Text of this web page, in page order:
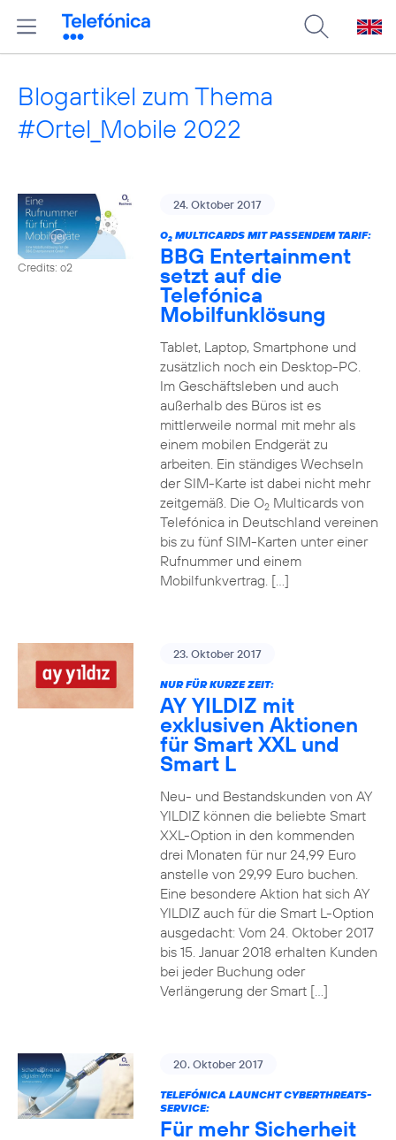
Blogartikel zum Thema
#Ortel_Mobile 2022
Credits: o2
24. Oktober 2017
O2MULTICARDS MIT PASSENDEM TARIF:
BBG Entertainment
setzt auf die
Telefónica
Mobilfunklösung
Tablet, Laptop, Smartphone und
zusätzlich noch ein Desktop-PC.
Im Geschäftsleben und auch
außerhalb des Büros ist es
mittlerweile normal mit mehr als
einem mobilen Endgerät zu
arbeiten. Ein ständiges Wechseln
der SIM-Karte ist dabei nicht mehr
zeitgemäß. Die O2Multicards von
Telefónica in Deutschland vereinen
bis zu fünf SIM-Karten unter einer
Rufnummer und einem
Mobilfunkvertrag. […]
23. Oktober 2017
NUR FÜR KURZE ZEIT:
AY YILDIZ mit
exklusiven Aktionen
für Smart XXL und
Smart L
Neu- und Bestandskunden von AY
YILDIZ können die beliebte Smart
XXL-Option in den kommenden
drei Monaten für nur 24,99 Euro
anstelle von 29,99 Euro buchen.
Eine besondere Aktion hat sich AY
YILDIZ auch für die Smart L-Option
ausgedacht: Vom 24. Oktober 2017
bis 15. Januar 2018 erhalten Kunden
bei jeder Buchung oder
Verlängerung der Smart […]
20. Oktober 2017
TELEFÓNICA LAUNCHT CYBERTHREATS-
SERVICE:
Für mehr Sicherheit